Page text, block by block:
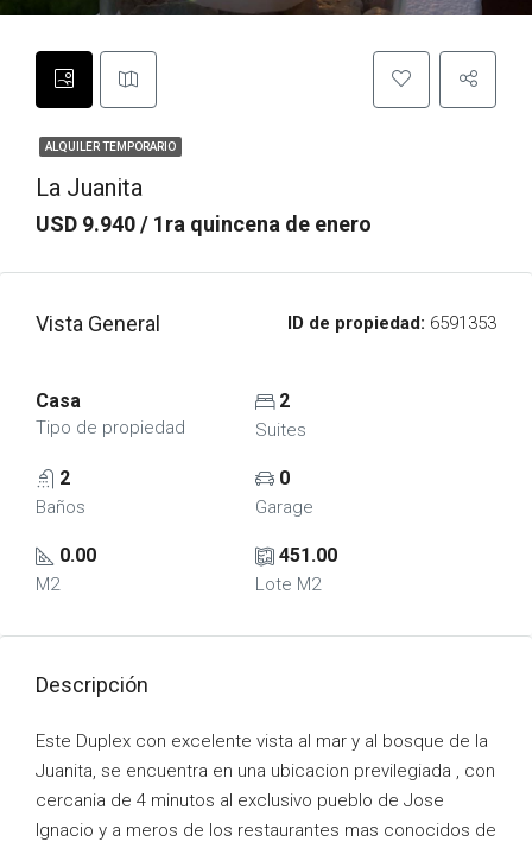
ALQUILER TEMPORARIO
La Juanita
USD 9.940 / 1ra quincena de enero
Vista General ID de propiedad: 6591353
Casa
Tipo de propiedad
2
Suites
2
Baños
0
Garage
0.00
M2
451.00
Lote M2
Descripción
Este Duplex con excelente vista al mar y al bosque de la
Juanita, se encuentra en una ubicacion previlegiada , con
cercania de 4 minutos al exclusivo pueblo de Jose
Ignacio y a meros de los restaurantes mas conocidos de